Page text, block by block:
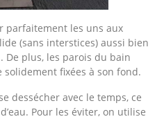
parfaitement les uns aux
(sans interstices) aussi bien
plus, les parois du bain
fixées à son fond.
dessécher avec le temps, ce
Pour les éviter, on utilise